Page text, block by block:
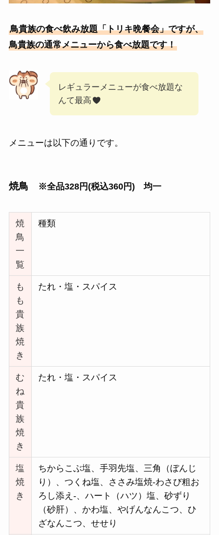
鳥貴族の食べ飲み放題「トリキ晩餐会」ですが、
鳥貴族の通常メニューから食べ放題です！
レギュラーメニューが食べ放題な
んて最高
メニューは以下の通りです。
焼鳥 ※全品328円(税込360円) 均一
焼
鳥
一
覧
種類
も
も
貴
族
焼
き
たれ・塩・スパイス
む
ね
貴
族
焼
き
たれ・塩・スパイス
塩
焼
き
ちからこぶ塩、手羽先塩、三角（ぼんじ
り）、つくね塩、ささみ塩焼-わさび粗お
ろし添え-、ハート（ハツ）塩、砂ずり
（砂肝）、かわ塩、やげんなんこつ、ひ
ざなんこつ、せせり